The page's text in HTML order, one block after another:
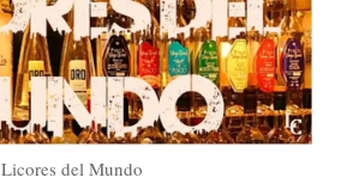
Licores del Mundo